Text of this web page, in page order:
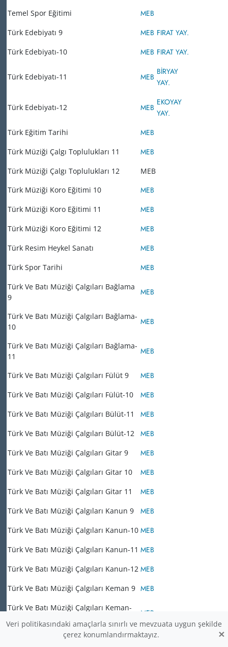
Temel Spor Eğitimi MEB
Türk Edebiyatı 9 MEB FIRAT YAY.
Türk Edebiyatı-10 MEB FIRAT YAY.
Türk Edebiyatı-11 MEB
BİRYAY
YAY.
Türk Edebiyatı-12 MEB
EKOYAY
YAY.
Türk Eğitim Tarihi MEB
Türk Müziği Çalgı Toplulukları 11 MEB
Türk Müziği Çalgı Toplulukları 12
MEB
Türk Müziği Koro Eğitimi 10
MEB
Türk Müziği Koro Eğitimi 11 MEB
Türk Müziği Koro Eğitimi 12 MEB
Türk Resim Heykel Sanatı MEB
Türk Spor Tarihi MEB
Türk Ve Batı Müziği Çalgıları Bağlama
9
MEB
Türk Ve Batı Müziği Çalgıları Bağlama-
10
MEB
Türk Ve Batı Müziği Çalgıları Bağlama-
11
MEB
Türk Ve Batı Müziği Çalgıları Fülüt 9 MEB
Türk Ve Batı Müziği Çalgıları Fülüt-10 MEB
Türk Ve Batı Müziği Çalgıları Bülüt-11 MEB
Türk Ve Batı Müziği Çalgıları Bülüt-12 MEB
Türk Ve Batı Müziği Çalgıları Gitar 9 MEB
Türk Ve Batı Müziği Çalgıları Gitar 10 MEB
Türk Ve Batı Müziği Çalgıları Gitar 11 MEB
Türk Ve Batı Müziği Çalgıları Kanun 9 MEB
Türk Ve Batı Müziği Çalgıları Kanun-10 MEB
Türk Ve Batı Müziği Çalgıları Kanun-11 MEB
Türk Ve Batı Müziği Çalgıları Kanun-12 MEB
Türk Ve Batı Müziği Çalgıları Keman 9 MEB
Türk Ve Batı Müziği Çalgıları Keman-
MEB
Türk Ve Batı Müziği Çalgıları Keman-
Veri politikasındaki amaçlarla sınırlı ve mevzuata uygun şekilde
çerez konumlandırmaktayız.
×